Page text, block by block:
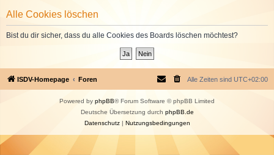
Alle Cookies löschen
Bist du dir sicher, dass du alle Cookies des Boards löschen möchtest?
ISDV-Homepage Foren Alle Zeiten sind UTC+02:00
Powered by phpBB® Forum Software © phpBB Limited
Deutsche Übersetzung durch phpBB.de
Datenschutz| Nutzungsbedingungen